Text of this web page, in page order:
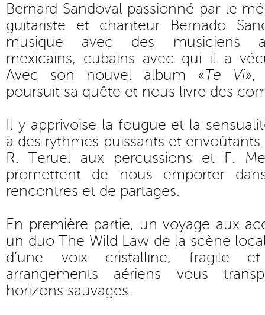
Bernard Sandoval passionné par le
guitariste et chanteur Bernado
musique avec des musiciens
mexicains, cubains avec qui il a
Avec son nouvel album «Te Vi»,
poursuit sa quête et nous livre des
Il y apprivoise la fougue et la
à des rythmes puissants et
R. Teruel aux percussions et F.
promettent de nous emporter
rencontres et de partages.
En première partie, un voyage aux
un duo The Wild Law de la scène
d’une voix cristalline, fragile
arrangements aériens vous
horizons sauvages.